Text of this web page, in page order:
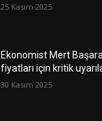
25 Kasım 2025
Ekonomist Mert
fiyatları için kritik
30 Kasım 2025